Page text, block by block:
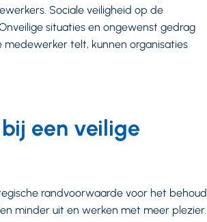
Sociale veiligheid op de
situaties en ongewenst gedrag
telt, kunnen organisaties
een veilige
randvoorwaarde voor het behoud
minder uit en werken met meer plezier.